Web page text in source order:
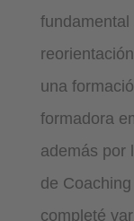
una
formadora
además por
de
completé